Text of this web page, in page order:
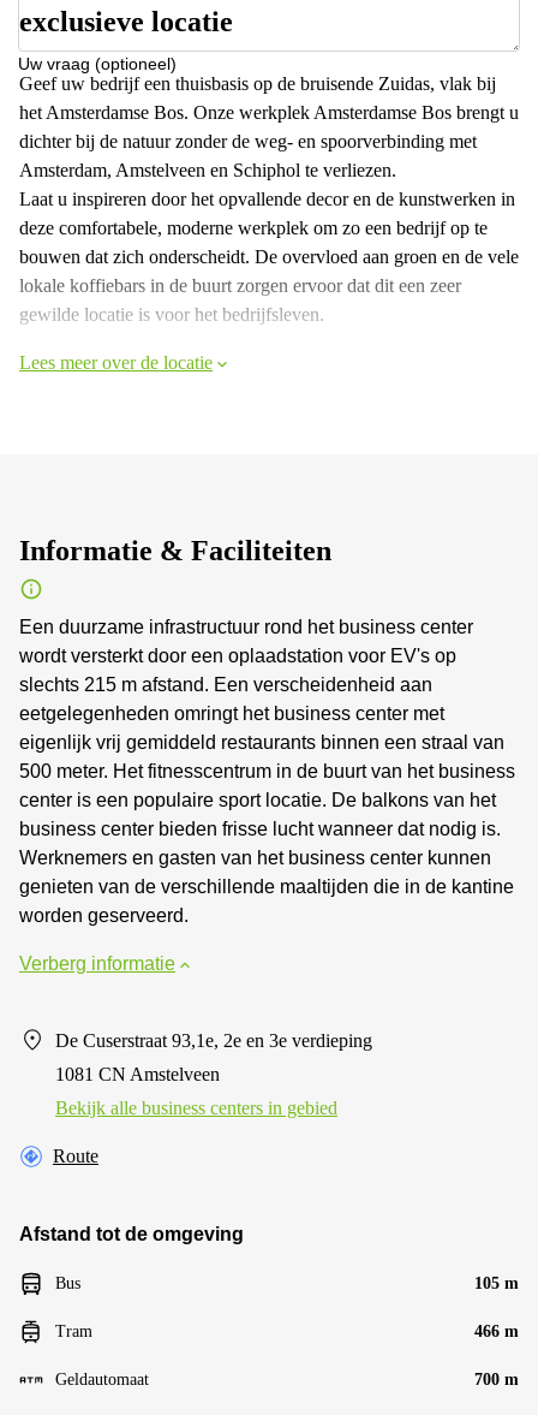
Uw vraag (optioneel)
exclusieve locatie
Geef uw bedrijf een thuisbasis op de bruisende Zuidas, vlak bij
het Amsterdamse Bos. Onze werkplek Amsterdamse Bos brengt u
dichter bij de natuur zonder de weg- en spoorverbinding met
Amsterdam, Amstelveen en Schiphol te verliezen.
Laat u inspireren door het opvallende decor en de kunstwerken in
deze comfortabele, moderne werkplek om zo een bedrijf op te
bouwen dat zich onderscheidt. De overvloed aan groen en de vele
lokale koffiebars in de buurt zorgen ervoor dat dit een zeer
gewilde locatie is voor het bedrijfsleven.
Lees meer over de locatie
Informatie & Faciliteiten
Een duurzame infrastructuur rond het business center
wordt versterkt door een oplaadstation voor EV's op
slechts 215 m afstand. Een verscheidenheid aan
eetgelegenheden omringt het business center met
eigenlijk vrij gemiddeld restaurants binnen een straal van
500 meter. Het fitnesscentrum in de buurt van het business
center is een populaire sport locatie. De balkons van het
business center bieden frisse lucht wanneer dat nodig is.
Werknemers en gasten van het business center kunnen
genieten van de verschillende maaltijden die in de kantine
worden geserveerd.
Verberg informatie
De Cuserstraat 93,1e, 2e en 3e verdieping
1081 CN Amstelveen
Bekijk alle business centers in gebied
Route
Afstand tot de omgeving
Bus 105 m
Tram 466 m
Geldautomaat 700 m